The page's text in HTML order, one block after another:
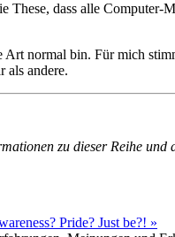
These, dass alle
normal bin. Für mich
als andere.
zu dieser Reihe und
Pride? Just be?! »